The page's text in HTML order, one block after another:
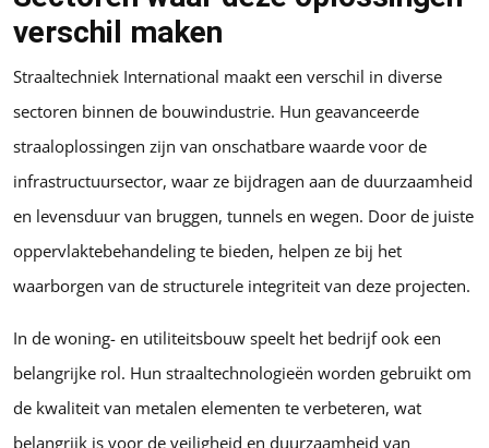
verschil maken
Straaltechniek International maakt een verschil in diverse
sectoren binnen de bouwindustrie. Hun geavanceerde
straaloplossingen zijn van onschatbare waarde voor de
infrastructuursector, waar ze bijdragen aan de duurzaamheid
en levensduur van bruggen, tunnels en wegen. Door de juiste
oppervlaktebehandeling te bieden, helpen ze bij het
waarborgen van de structurele integriteit van deze projecten.
In de woning- en utiliteitsbouw speelt het bedrijf ook een
belangrijke rol. Hun straaltechnologieën worden gebruikt om
de kwaliteit van metalen elementen te verbeteren, wat
belangrijk is voor de veiligheid en duurzaamheid van